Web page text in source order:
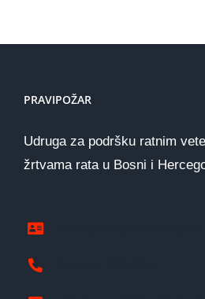
PRAVIPOŽAR
Udruga za podršku ratnim
žrtvama rata u Bosni i